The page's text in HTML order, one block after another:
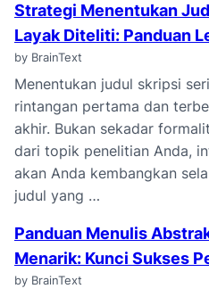
Strategi Menentukan
Layak Diteliti: Panduan
by BrainText
Menentukan judul skripsi
rintangan pertama dan
akhir. Bukan sekadar
dari topik penelitian Anda,
akan Anda kembangkan
judul yang …
Panduan Menulis
Menarik: Kunci Sukses
by BrainText